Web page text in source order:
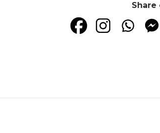
Share